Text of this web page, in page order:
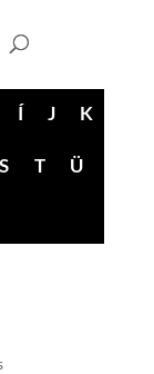
Í J K
S T Ü